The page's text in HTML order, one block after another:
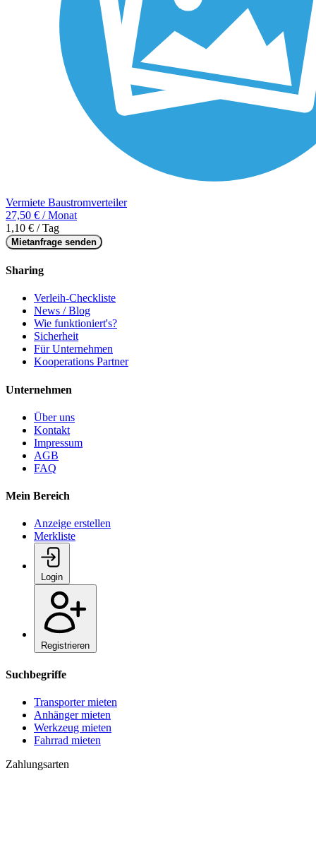
Vermiete Baustromverteiler
27,50 € / Monat
1,10 € / Tag
Mietanfrage senden
Sharing
Verleih-Checkliste
News / Blog
Wie funktioniert's?
Sicherheit
Für Unternehmen
Kooperations Partner
Unternehmen
Über uns
Kontakt
Impressum
AGB
FAQ
Mein Bereich
Anzeige erstellen
Merkliste
Login
Registrieren
Suchbegriffe
Transporter mieten
Anhänger mieten
Werkzeug mieten
Fahrrad mieten
Zahlungsarten